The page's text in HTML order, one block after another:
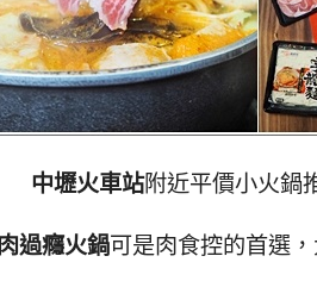
中壢火車站附近平價小火鍋
肉過癮火鍋可是肉食控的首選